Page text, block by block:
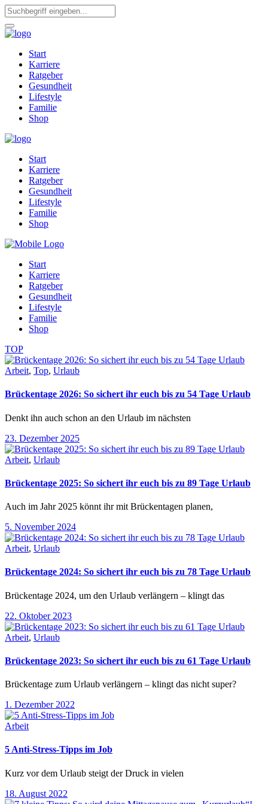
Start
Karriere
Ratgeber
Gesundheit
Lifestyle
Familie
Shop
Start
Karriere
Ratgeber
Gesundheit
Lifestyle
Familie
Shop
Start
Karriere
Ratgeber
Gesundheit
Lifestyle
Familie
Shop
TOP
Arbeit, Top, Urlaub
Brückentage 2026: So sichert ihr euch bis zu 54 Tage Urlaub
Denkt ihn auch schon an den Urlaub im nächsten
23. Dezember 2025
Arbeit, Urlaub
Brückentage 2025: So sichert ihr euch bis zu 89 Tage Urlaub
Auch im Jahr 2025 könnt ihr mit Brückentagen planen,
5. November 2024
Arbeit, Urlaub
Brückentage 2024: So sichert ihr euch bis zu 78 Tage Urlaub
Brückentage 2024, um den Urlaub verlängern – klingt das
22. Oktober 2023
Arbeit, Urlaub
Brückentage 2023: So sichert ihr euch bis zu 61 Tage Urlaub
Brückentage zum Urlaub verlängern – klingt das nicht super?
1. Dezember 2022
Arbeit
5 Anti-Stress-Tipps im Job
Kurz vor dem Urlaub steigt der Druck in vielen
18. August 2022